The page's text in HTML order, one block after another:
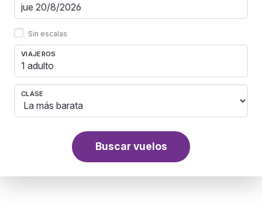
Sin escalas
VIAJEROS
1 adulto
CLASE
Buscar vuelos